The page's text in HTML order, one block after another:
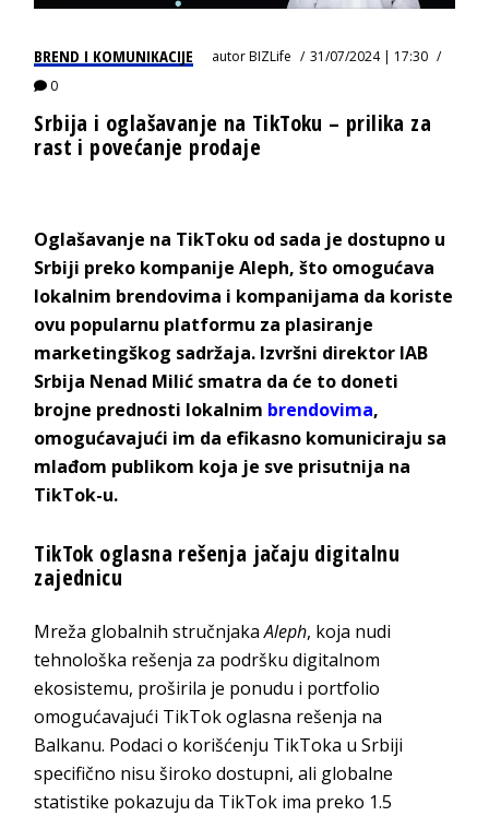
BREND I KOMUNIKACIJE autorBIZLife
31/07/2024 | 17:30
0
Srbija i oglašavanje na TikToku – prilika za
rast i povećanje prodaje
Oglašavanje na TikToku od sada je dostupno u
Srbiji preko kompanije Aleph, što omogućava
lokalnim brendovima i kompanijama da koriste
ovu popularnu platformu za plasiranje
marketingškog sadržaja. Izvršni direktor IAB
Srbija Nenad Milić smatra da će to doneti
brojne prednosti lokalnim brendovima,
omogućavajući im da efikasno komuniciraju sa
mlađom publikom koja je sve prisutnija na
TikTok-u.
TikTok oglasna rešenja jačaju digitalnu
zajednicu
Mreža globalnih stručnjakaAleph, koja nudi
tehnološka rešenja za podršku digitalnom
ekosistemu, proširila je ponudu i portfolio
omogućavajući TikTok oglasna rešenja na
Balkanu. Podaci o korišćenju TikToka u Srbiji
specifično nisu široko dostupni, ali globalne
statistike pokazuju da TikTok ima preko 1.5